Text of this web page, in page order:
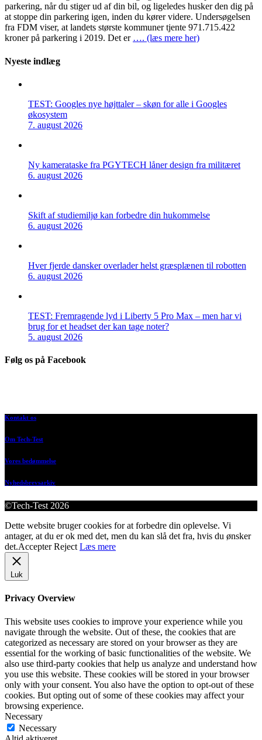
parkering, når du stiger ud af din bil, og ligeledes husker den dig på
at stoppe din parkering igen, inden du kører videre. Undersøgelsen
fra FDM viser, at landets største kommuner tjente 971.715.422
kroner på parkering i 2019. Det er …. (læs mere her)
Nyeste indlæg
TEST: Googles nye højttaler – skøn for alle i Googles
økosystem
7. august 2026
Ny kamerataske fra PGYTECH låner design fra militæret
6. august 2026
Skift af studiemiljø kan forbedre din hukommelse
6. august 2026
Hver fjerde dansker overlader helst græsplænen til robotten
6. august 2026
TEST: Fremragende lyd i Liberty 5 Pro Max – men har vi
brug for et headset der kan tage noter?
5. august 2026
Følg os på Facebook
Kontakt os
Om Tech-Test
Vores bedømmelse
Nyhedsbrevsarkiv
©Tech-Test 2026
Dette website bruger cookies for at forbedre din oplevelse. Vi
antager, at du er ok med det, men du kan slå det fra, hvis du ønsker
det.Accepter Reject Læs mere
Luk
Privacy Overview
This website uses cookies to improve your experience while you
navigate through the website. Out of these, the cookies that are
categorized as necessary are stored on your browser as they are
essential for the working of basic functionalities of the website. We
also use third-party cookies that help us analyze and understand how
you use this website. These cookies will be stored in your browser
only with your consent. You also have the option to opt-out of these
cookies. But opting out of some of these cookies may affect your
browsing experience.
Necessary
Necessary